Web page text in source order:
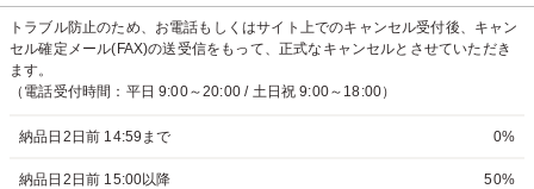
トラブル防止のため、お電話もしくはサイト上でのキャンセル受付後、キャン
セル確定メール(FAX)の送受信をもって、正式なキャンセルとさせていただき
ます。
（電話受付時間：平日 9:00～20:00 / 土日祝 9:00～18:00）
納品日2日前 14:59まで 0%
納品日2日前 15:00以降 50%